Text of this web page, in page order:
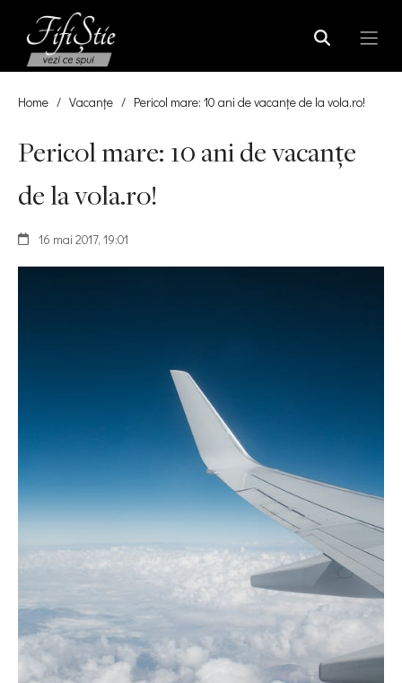
Home / Vacanțe / Pericol mare: 10 ani de vacanţe de la vola.ro!
Pericol mare: 10 ani de vacanţe
de la vola.ro!
16 mai 2017, 19:01